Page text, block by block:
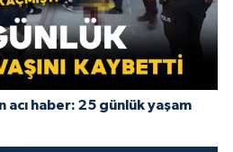
acı haber: 25 günlük yaşam